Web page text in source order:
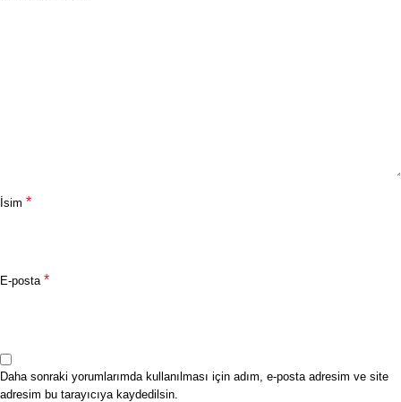
İsim *
E-posta *
Daha sonraki yorumlarımda kullanılması için adım, e-posta adresim ve site
adresim bu tarayıcıya kaydedilsin.